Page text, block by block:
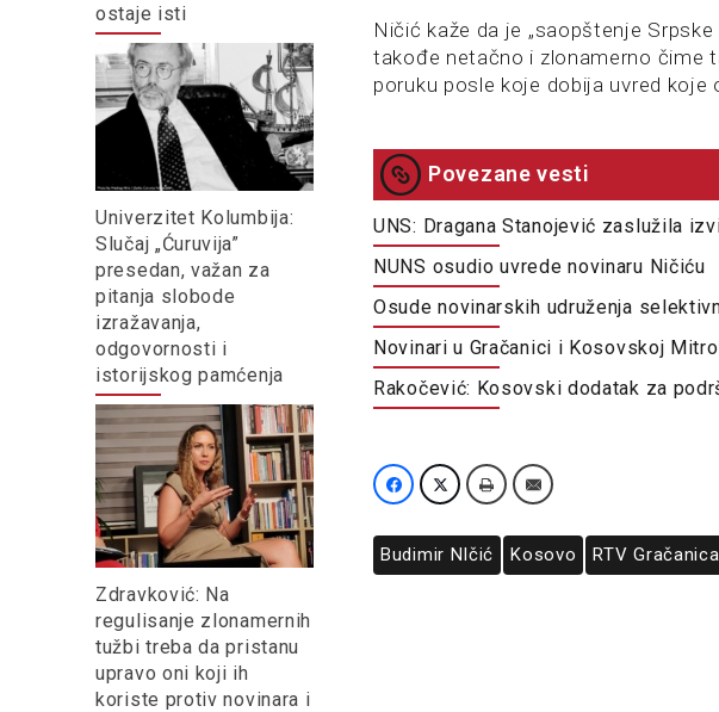
ostaje isti
Univerzitet Kolumbija:
Slučaj „Ćuruvija”
presedan, važan za
pitanja slobode
izražavanja,
odgovornosti i
istorijskog pamćenja
Zdravković: Na
regulisanje zlonamernih
tužbi treba da pristanu
upravo oni koji ih
koriste protiv novinara i
Ničić kaže da je „saopštenje
takođe netačno i zlonamerno čime
poruku posle koje dobija uvred koje
Povezane vesti
UNS: Dragana Stanojević zaslužila
NUNS osudio uvrede novinaru Ničiću
Osude novinarskih udruženja
Novinari u Gračanici i Kosovskoj
Rakočević: Kosovski dodatak za
Budimir NIčić Kosovo RTV Gračanica